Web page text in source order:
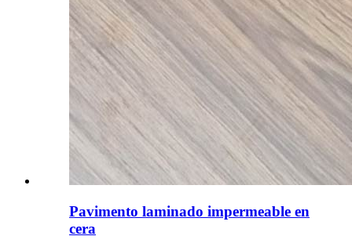
Pavimento laminado impermeable en
cera